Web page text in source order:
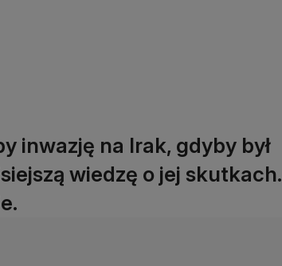
inwazję na Irak, gdyby był
wiedzę o jej skutkach.